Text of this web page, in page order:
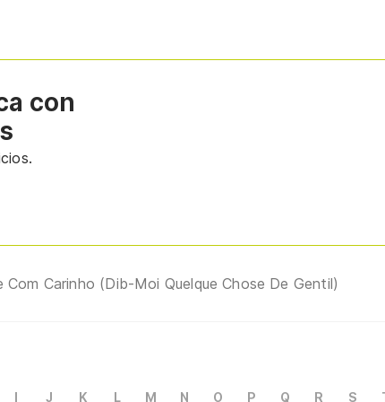
con
Com Carinho (Dib-Moi Quelque Chose De Gentil)
I J K L M N O P Q R S